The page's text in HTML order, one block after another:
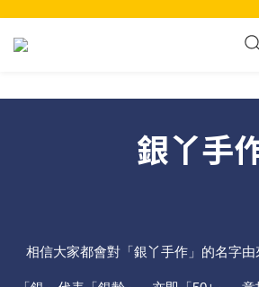
銀丫手
相信大家都會對「銀丫手作」的名字